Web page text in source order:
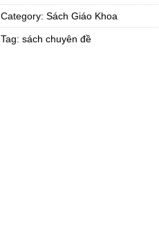
Category: Sách Giáo Khoa
Tag: sách chuyên đề